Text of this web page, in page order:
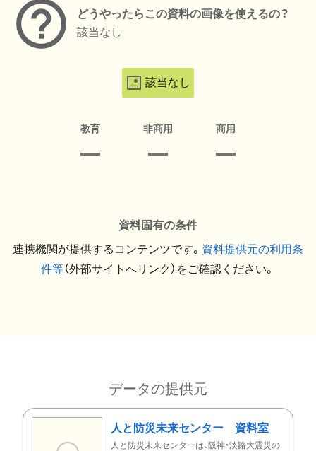
どうやったらこの資料の画像を使えるの？
該当なし
該当なし
教育 非商用 商用
資料固有の条件
連携機関が提供するコンテンツです。 資料提供元の利用条
件等（外部サイトへリンク）をご確認ください。
データの提供元
人と防災未来センター 資料室
人と防災未来センターは、阪神・淡路大震災の